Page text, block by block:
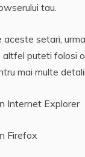
tau.
setari,
puteti folosi
mai multe detalii.
Internet Explorer
Firefox